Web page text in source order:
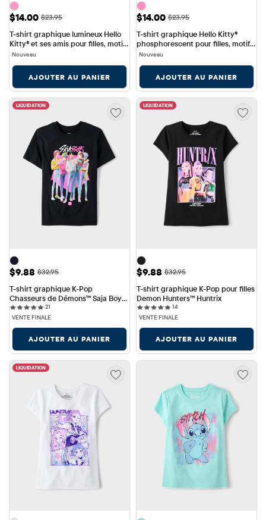
Prix ​​de vente: $14.00
$14.00 Prix ​​d'origine: $23.95
$23.95
T-shirt graphique lumineux Hello
Kitty® et ses amis pour filles, motif
Halloween
Nouveau
AJOUTER AU PANIER
Prix ​​de vente: $14.00
$14.00 Prix ​​d'origine: $23.95
$23.95
T-shirt graphique Hello Kitty®
phosphorescent pour filles, motif
Halloween
Nouveau
AJOUTER AU PANIER
LIQUIDATION
Prix ​​de vente: $9.88
$9.88 Prix ​​d'origine: $32.95
$32.95
T-shirt graphique K-Pop
Chasseurs de Démons™ Saja Boys
pour filles 21
VENTE FINALE
AJOUTER AU PANIER
LIQUIDATION
Prix ​​de vente: $9.88
$9.88 Prix ​​d'origine: $32.95
$32.95
T-shirt graphique K-Pop pour filles
Demon Hunters™ Huntrix
1414 reviews
VENTE FINALE
AJOUTER AU PANIER
LIQUIDATION